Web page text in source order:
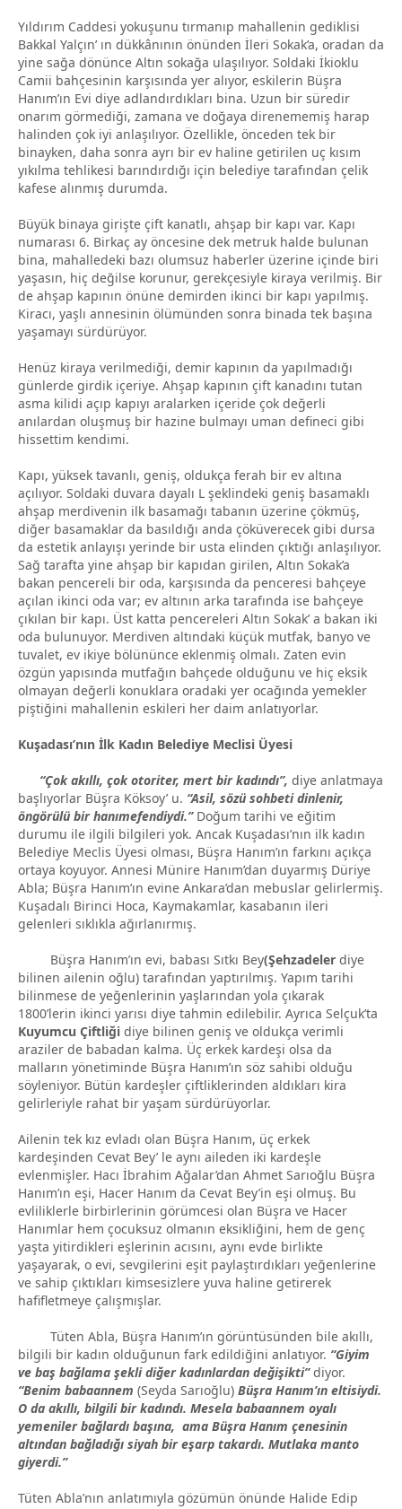
Yıldırım Caddesi yokuşunu tırmanıp mahallenin gediklisi
Bakkal Yalçın’ ın dükkânının önünden İleri Sokak’a, oradan da
yine sağa dönünce Altın sokağa ulaşılıyor. Soldaki İkioklu
Camii bahçesinin karşısında yer alıyor, eskilerin Büşra
Hanım’ın Evi diye adlandırdıkları bina. Uzun bir süredir
onarım görmediği, zamana ve doğaya direnememiş harap
halinden çok iyi anlaşılıyor. Özellikle, önceden tek bir
binayken, daha sonra ayrı bir ev haline getirilen uç kısım
yıkılma tehlikesi barındırdığı için belediye tarafından çelik
kafese alınmış durumda.
Büyük binaya girişte çift kanatlı, ahşap bir kapı var. Kapı
numarası 6. Birkaç ay öncesine dek metruk halde bulunan
bina, mahalledeki bazı olumsuz haberler üzerine içinde biri
yaşasın, hiç değilse korunur, gerekçesiyle kiraya verilmiş. Bir
de ahşap kapının önüne demirden ikinci bir kapı yapılmış.
Kiracı, yaşlı annesinin ölümünden sonra binada tek başına
yaşamayı sürdürüyor.
Henüz kiraya verilmediği, demir kapının da yapılmadığı
günlerde girdik içeriye. Ahşap kapının çift kanadını tutan
asma kilidi açıp kapıyı aralarken içeride çok değerli
anılardan oluşmuş bir hazine bulmayı uman defineci gibi
hissettim kendimi.
Kapı, yüksek tavanlı, geniş, oldukça ferah bir ev altına
açılıyor. Soldaki duvara dayalı L şeklindeki geniş basamaklı
ahşap merdivenin ilk basamağı tabanın üzerine çökmüş,
diğer basamaklar da basıldığı anda çöküverecek gibi dursa
da estetik anlayışı yerinde bir usta elinden çıktığı anlaşılıyor.
Sağ tarafta yine ahşap bir kapıdan girilen, Altın Sokak’a
bakan pencereli bir oda, karşısında da penceresi bahçeye
açılan ikinci oda var; ev altının arka tarafında ise bahçeye
çıkılan bir kapı. Üst katta pencereleri Altın Sokak’ a bakan iki
oda bulunuyor. Merdiven altındaki küçük mutfak, banyo ve
tuvalet, ev ikiye bölününce eklenmiş olmalı. Zaten evin
özgün yapısında mutfağın bahçede olduğunu ve hiç eksik
olmayan değerli konuklara oradaki yer ocağında yemekler
piştiğini mahallenin eskileri her daim anlatıyorlar.
Kuşadası’nın İlk Kadın Belediye Meclisi Üyesi
“Çok akıllı, çok otoriter, mert bir kadındı”, diye anlatmaya
başlıyorlar Büşra Köksoy’ u. “Asil, sözü sohbeti dinlenir,
öngörülü bir hanımefendiydi.”Doğum tarihi ve eğitim
durumu ile ilgili bilgileri yok. Ancak Kuşadası’nın ilk kadın
Belediye Meclis Üyesi olması, Büşra Hanım’ın farkını açıkça
ortaya koyuyor. Annesi Münire Hanım’dan duyarmış Düriye
Abla; Büşra Hanım’ın evine Ankara’dan mebuslar gelirlermiş.
Kuşadalı Birinci Hoca, Kaymakamlar, kasabanın ileri
gelenleri sıklıkla ağırlanırmış.
Büşra Hanım’ın evi, babası Sıtkı Bey(Şehzadeler diye
bilinen ailenin oğlu) tarafından yaptırılmış. Yapım tarihi
bilinmese de yeğenlerinin yaşlarından yola çıkarak
1800’lerin ikinci yarısı diye tahmin edilebilir. Ayrıca Selçuk’ta
Kuyumcu Çiftliği diye bilinen geniş ve oldukça verimli
araziler de babadan kalma. Üç erkek kardeşi olsa da
malların yönetiminde Büşra Hanım’ın söz sahibi olduğu
söyleniyor. Bütün kardeşler çiftliklerinden aldıkları kira
gelirleriyle rahat bir yaşam sürdürüyorlar.
Ailenin tek kız evladı olan Büşra Hanım, üç erkek
kardeşinden Cevat Bey’ le aynı aileden iki kardeşle
evlenmişler. Hacı İbrahim Ağalar’dan Ahmet Sarıoğlu Büşra
Hanım’ın eşi, Hacer Hanım da Cevat Bey’in eşi olmuş. Bu
evliliklerle birbirlerinin görümcesi olan Büşra ve Hacer
Hanımlar hem çocuksuz olmanın eksikliğini, hem de genç
yaşta yitirdikleri eşlerinin acısını, aynı evde birlikte
yaşayarak, o evi, sevgilerini eşit paylaştırdıkları yeğenlerine
ve sahip çıktıkları kimsesizlere yuva haline getirerek
hafifletmeye çalışmışlar.
Tüten Abla, Büşra Hanım’ın görüntüsünden bile akıllı,
bilgili bir kadın olduğunun fark edildiğini anlatıyor. “Giyim
ve baş bağlama şekli diğer kadınlardan değişikti”diyor.
“Benim babaannem (Seyda Sarıoğlu) Büşra Hanım’ın eltisiydi.
O da akıllı, bilgili bir kadındı. Mesela babaannem oyalı
yemeniler bağlardı başına, ama Büşra Hanım çenesinin
altından bağladığı siyah bir eşarp takardı. Mutlaka manto
giyerdi.”
Tüten Abla’nın anlatımıyla gözümün önünde Halide Edip